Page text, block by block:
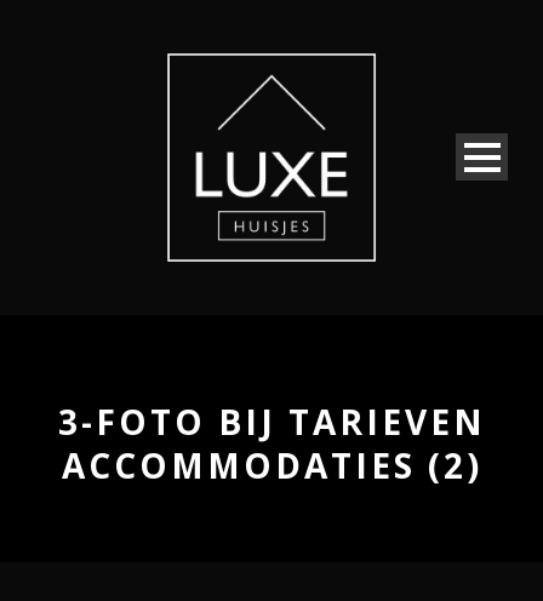
3-FOTO BIJ TARIEVEN
ACCOMMODATIES (2)